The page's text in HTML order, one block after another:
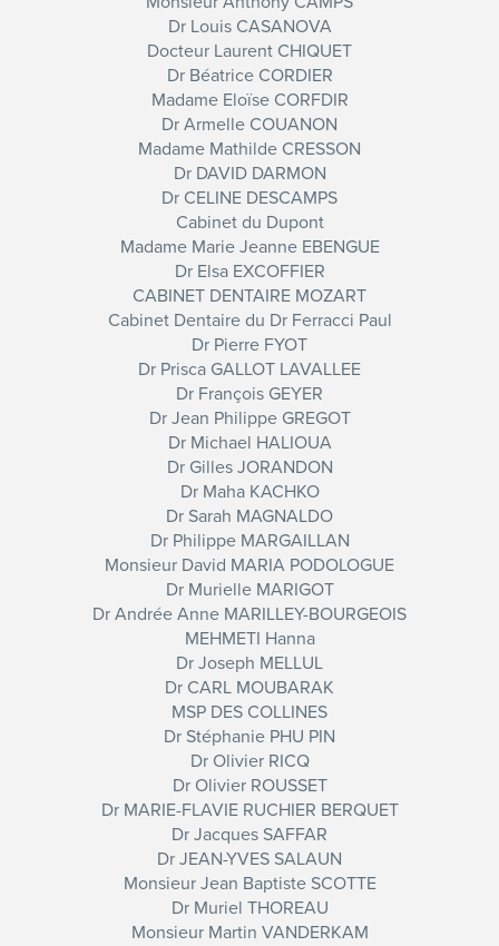
Dr Louis CASANOVA
Docteur Laurent CHIQUET
Dr Béatrice CORDIER
Madame Eloïse CORFDIR
Dr Armelle COUANON
Madame Mathilde CRESSON
Dr DAVID DARMON
Dr CELINE DESCAMPS
Cabinet du Dupont
Madame Marie Jeanne EBENGUE
Dr Elsa EXCOFFIER
CABINET DENTAIRE MOZART
Cabinet Dentaire du Dr Ferracci Paul
Dr Pierre FYOT
Dr Prisca GALLOT LAVALLEE
Dr François GEYER
Dr Jean Philippe GREGOT
Dr Michael HALIOUA
Dr Gilles JORANDON
Dr Maha KACHKO
Dr Sarah MAGNALDO
Dr Philippe MARGAILLAN
Monsieur David MARIA PODOLOGUE
Dr Murielle MARIGOT
Dr Andrée Anne MARILLEY-BOURGEOIS
MEHMETI Hanna
Dr Joseph MELLUL
Dr CARL MOUBARAK
MSP DES COLLINES
Dr Stéphanie PHU PIN
Dr Olivier RICQ
Dr Olivier ROUSSET
Dr MARIE-FLAVIE RUCHIER BERQUET
Dr Jacques SAFFAR
Dr JEAN-YVES SALAUN
Monsieur Jean Baptiste SCOTTE
Dr Muriel THOREAU
Monsieur Martin VANDERKAM